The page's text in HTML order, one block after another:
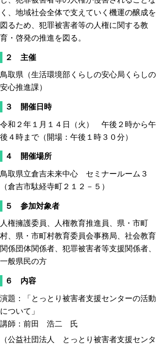
く、地域社会全体で支えていく機運の醸成を
図るため、犯罪被害者等の人権に関する教
育・啓発の推進を図る。
２ 主催
鳥取県（生活環境部くらしの安心局くらしの
安心推進課）
３ 開催日時
令和２年１月１４日（火） 午後２時から午
後４時まで（開場：午後１時３０分）
４ 開催場所
鳥取県立倉吉未来中心 セミナールーム３
（倉吉市駄経寺町２１２－５）
５ 参加対象者
人権擁護委員、人権教育推進員、県・市町
村、県・市町村教育委員会事務局、社会教育
関係団体関係者、犯罪被害者等支援関係者、
一般県民の方
６ 内容
演題：「とっとり被害者支援センターの活動
について」
講師：前田 浩二 氏
（公益社団法人 とっとり被害者支援センタ